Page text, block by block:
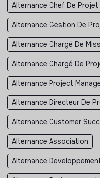
Alternance Chef De Projet
Alternance Gestion De
Alternance Chargé De
Alternance Chargé De
Alternance Project
Alternance Directeur De
Alternance Customer
Alternance Association
Alternance